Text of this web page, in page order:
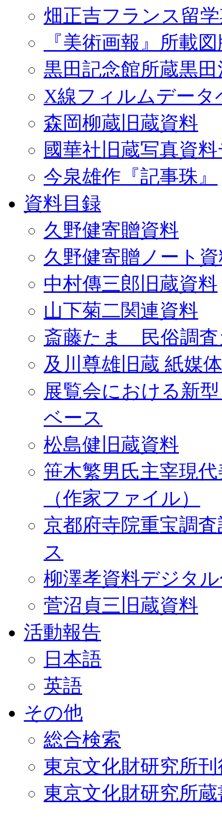
畑正吉フランス留
『美術画報』所載
黒田記念館所蔵黒
X線フィルムデータ
森岡柳蔵旧蔵資料
國華社旧蔵写真資
今泉雄作『記事珠』
資料目録
久野健寄贈資料
久野健寄贈ノート
中村傳三郎旧蔵資料
山下菊二関連資料
斎藤たま 民俗調査
及川尊雄旧蔵 紙媒
展覧会における新
ベース
松島健旧蔵資料
笹木繁男氏主宰現
（作家ファイル）
京都府寺院重宝調
ス
柳澤孝資料デジタ
菅沼貞三旧蔵資料
活動報告
日本語
英語
その他
総合検索
東京文化財研究所
東京文化財研究所